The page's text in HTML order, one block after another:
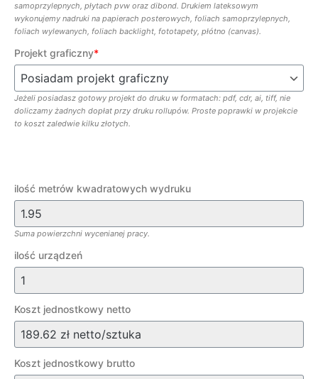
samoprzylepnych, płytach pvw oraz dibond. Drukiem lateksowym
wykonujemy nadruki na papierach posterowych, foliach samoprzylepnych,
foliach wylewanych, foliach backlight, fototapety, płótno (canvas).
Projekt graficzny*
Jeżeli posiadasz gotowy projekt do druku w formatach: pdf, cdr, ai, tiff, nie
doliczamy żadnych dopłat przy druku rollupów. Proste poprawki w projekcie
to koszt zaledwie kilku złotych.
ilość metrów kwadratowych wydruku
Suma powierzchni wycenianej pracy.
ilość urządzeń
Koszt jednostkowy netto
Koszt jednostkowy brutto